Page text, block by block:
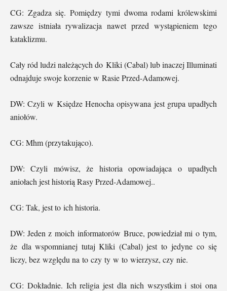
CG: Zgadza się. Pomiędzy tymi dwoma rodami królewskimi
zawsze istniała rywalizacja nawet przed wystąpieniem tego
kataklizmu.
Cały ród ludzi należących do Kliki (Cabal) lub inaczej Illuminati
odnajduje swoje korzenie w Rasie Przed-Adamowej.
DW: Czyli w Księdze Henocha opisywana jest grupa upadłych
aniołów.
CG: Mhm (przytakująco).
DW: Czyli mówisz, że historia opowiadająca o upadłych
aniołach jest historią Rasy Przed-Adamowej..
CG: Tak, jest to ich historia.
DW: Jeden z moich informatorów Bruce, powiedział mi o tym,
że dla wspomnianej tutaj Kliki (Cabal) jest to jedyne co się
liczy, bez względu na to czy ty w to wierzysz, czy nie.
CG: Dokładnie. Ich religia jest dla nich wszystkim i stoi ona